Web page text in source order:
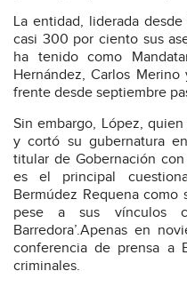
La entidad, liderada
casi 300 por ciento sus
ha tenido como
Hernández, Carlos
frente desde septiembre
Sin embargo, López,
y cortó su gubernatura
titular de Gobernación
es el principal
Bermúdez Requena como
pese a sus vínculos
Barredora’.Apenas en
conferencia de prensa a
criminales.